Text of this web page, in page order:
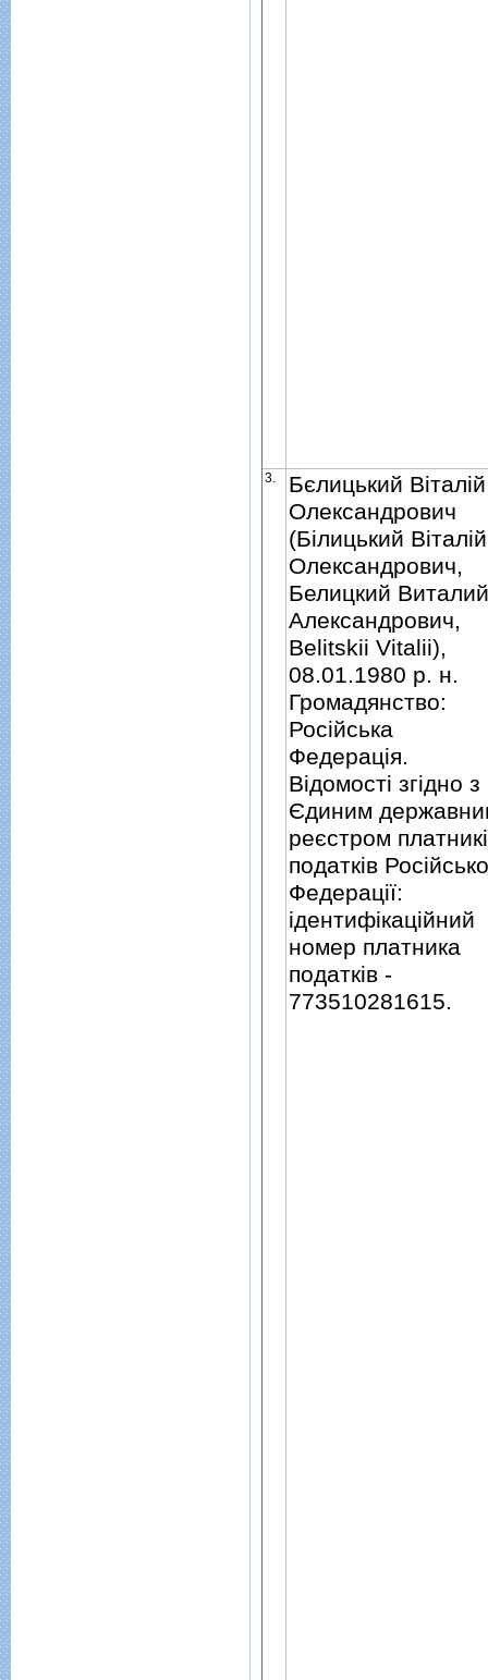
3.
Бєлицький Вiталiй
Олександрович
(Бiлицький Вiталiй
Олександрович,
Белицкий Виталий
Александрович,
Belitskii Vitalii),
08.01.1980 р. н.
Громадянство:
Росiйська
Федерацiя.
Вiдомостi згiдно з
Єдиним
реєстром
податкiв
Федерацiї:
iдентифiкацiйний
номер платника
податкiв -
773510281615.